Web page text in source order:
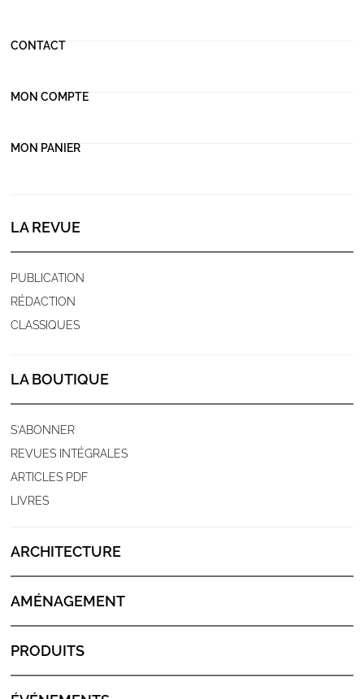
CONTACT
MON COMPTE
MON PANIER
LA REVUE
PUBLICATION
RÉDACTION
CLASSIQUES
LA BOUTIQUE
S'ABONNER
REVUES INTÉGRALES
ARTICLES PDF
LIVRES
ARCHITECTURE
AMÉNAGEMENT
PRODUITS